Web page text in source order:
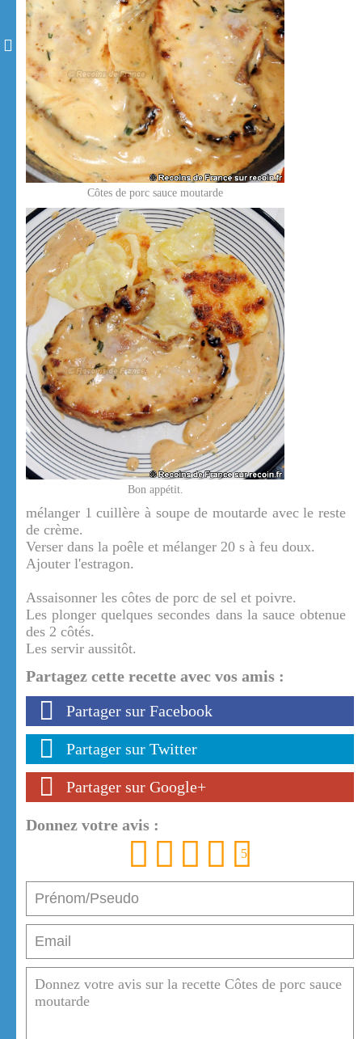
Côtes de porc sauce moutarde
Bon appétit.
mélanger 1 cuillère à soupe de moutarde avec le reste
de crème.
Verser dans la poêle et mélanger 20 s à feu doux.
Ajouter l'estragon.
Assaisonner les côtes de porc de sel et poivre.
Les plonger quelques secondes dans la sauce obtenue
des 2 côtés.
Les servir aussitôt.
Partagez cette recette avec vos amis :
Partager sur Facebook
Partager sur Twitter
Partager sur Google+
Donnez votre avis :
5